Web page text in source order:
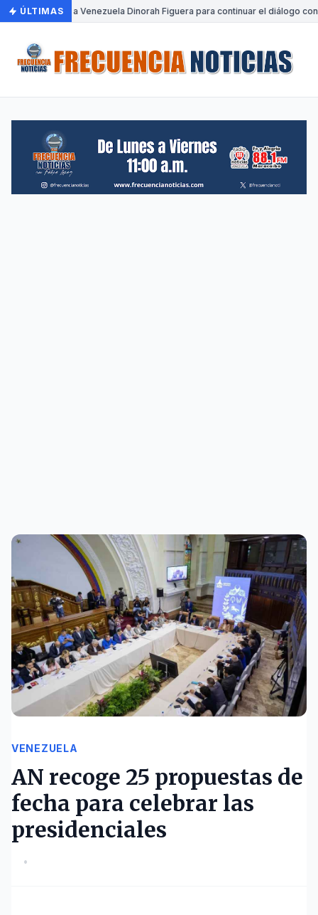
ÚLTIMAS
• Llega a Venezuela Dinorah Figuera para continuar el diálogo con
VENEZUELA
AN recoge 25 propuestas de
fecha para celebrar las
presidenciales
•